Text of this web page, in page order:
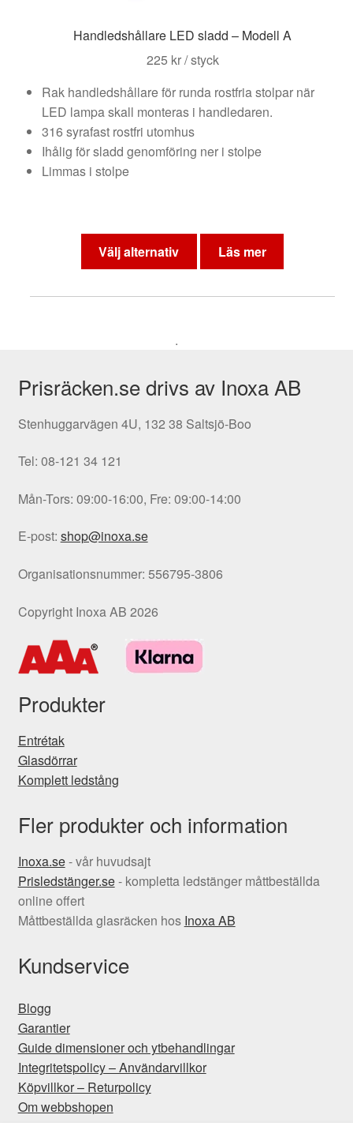
Handledshållare LED sladd – Modell A
225 kr/ styck
Rak handledshållare för runda rostfria stolpar när
LED lampa skall monteras i handledaren.
316 syrafast rostfri utomhus
Ihålig för sladd genomföring ner i stolpe
Limmas i stolpe
Välj alternativ
produkten
alternativen
väljas
Läs mer
.
Prisräcken.se drivs av Inoxa AB
Stenhuggarvägen 4U, 132 38 Saltsjö-Boo
Tel: 08-121 34 121
Mån-Tors: 09:00-16:00, Fre: 09:00-14:00
E-post: shop@inoxa.se
Organisationsnummer: 556795-3806
Copyright Inoxa AB 2026
Produkter
Entrétak
Glasdörrar
Komplett ledstång
Fler produkter och information
Inoxa.se- vår huvudsajt
Prisledstänger.se- kompletta ledstänger måttbeställda
online offert
Måttbeställda glasräcken hos Inoxa AB
Kundservice
Blogg
Garantier
Guide dimensioner och ytbehandlingar
Integritetspolicy – Användarvillkor
Köpvillkor – Returpolicy
Om webbshopen